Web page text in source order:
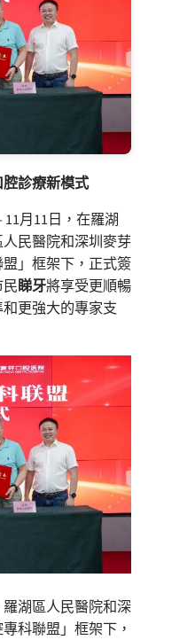
診療新模式
月11日，在羅湖
民醫院和深圳麥芽
」框架下，正式簽
睇牙將享受更順暢
更強大的專家支
湖區人民醫院和深
科聯盟」框架下，